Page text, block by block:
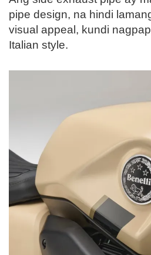
pipe design, na hindi
visual appeal, kundi
Italian style.